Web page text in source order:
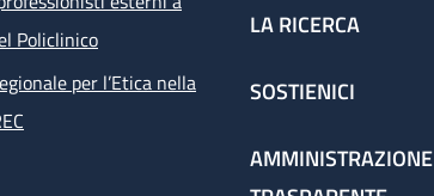
Policlinico
per l’Etica nella
LA RICERCA
SOSTIENICI
AMMINISTRAZIONE